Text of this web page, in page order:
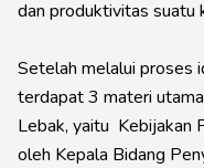
dan produktivitas suatu
Setelah melalui proses
terdapat 3 materi
Lebak, yaitu Kebijakan
oleh Kepala Bidang